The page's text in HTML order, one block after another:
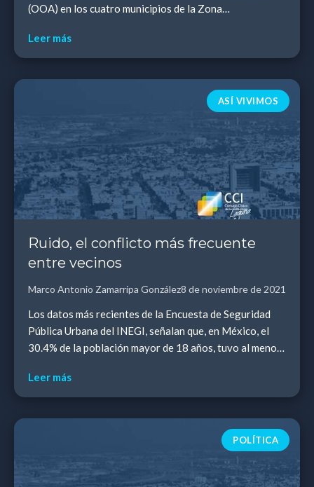
(OOA) en los cuatro municipios de la Zona
n...
Leer más
ASÍ VIVIMOS
Ruido, el conflicto más frecuente
entre vecinos
Marco Antonio Zamarripa González8 de noviembre de 2021
Los datos más recientes de la Encuesta de Seguridad
Pública Urbana del INEGI, señalan que, en México, el
30.4% de la población mayor de 18 años, tuvo al menos
Leer más
POLÍTICA